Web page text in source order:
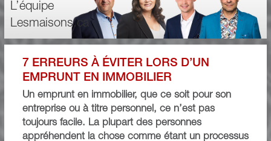
L’équipe
Lesmaisons.ca
7 ERREURS À ÉVITER LORS D’UN
EMPRUNT EN IMMOBILIER
Un emprunt en immobilier, que ce soit pour son
entreprise ou à titre personnel, ce n’est pas
toujours facile. La plupart des personnes
appréhendent la chose comme étant un processus